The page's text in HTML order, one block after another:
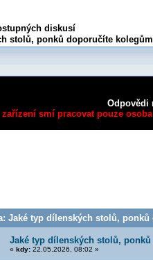
diskusí
stolů, ponků doporučíte
Odpovědi
zařízení smí pracovat pouze
Jaké typ dílenských stolů,
Jaké typ dílenských stolů,
« kdy:22.05.2026, 08:02 »